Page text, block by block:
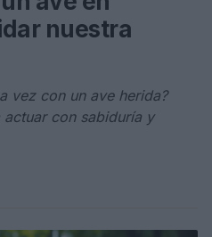
nuestra
vez con un ave herida?
con sabiduría y